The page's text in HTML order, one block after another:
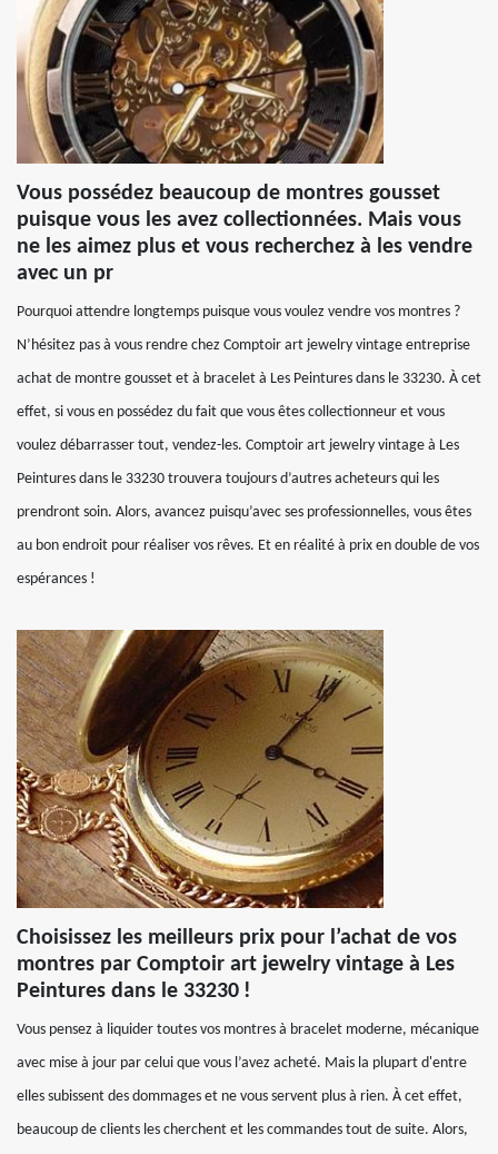
Vous possédez beaucoup de montres gousset
puisque vous les avez collectionnées. Mais vous
ne les aimez plus et vous recherchez à les vendre
avec un pr
Pourquoi attendre longtemps puisque vous voulez vendre vos montres ?
N’hésitez pas à vous rendre chez Comptoir art jewelry vintage entreprise
achat de montre gousset et à bracelet à Les Peintures dans le 33230. À cet
effet, si vous en possédez du fait que vous êtes collectionneur et vous
voulez débarrasser tout, vendez-les. Comptoir art jewelry vintage à Les
Peintures dans le 33230 trouvera toujours d’autres acheteurs qui les
prendront soin. Alors, avancez puisqu’avec ses professionnelles, vous êtes
au bon endroit pour réaliser vos rêves. Et en réalité à prix en double de vos
espérances !
Choisissez les meilleurs prix pour l’achat de vos
montres par Comptoir art jewelry vintage à Les
Peintures dans le 33230 !
Vous pensez à liquider toutes vos montres à bracelet moderne, mécanique
avec mise à jour par celui que vous l’avez acheté. Mais la plupart d'entre
elles subissent des dommages et ne vous servent plus à rien. À cet effet,
beaucoup de clients les cherchent et les commandes tout de suite. Alors,